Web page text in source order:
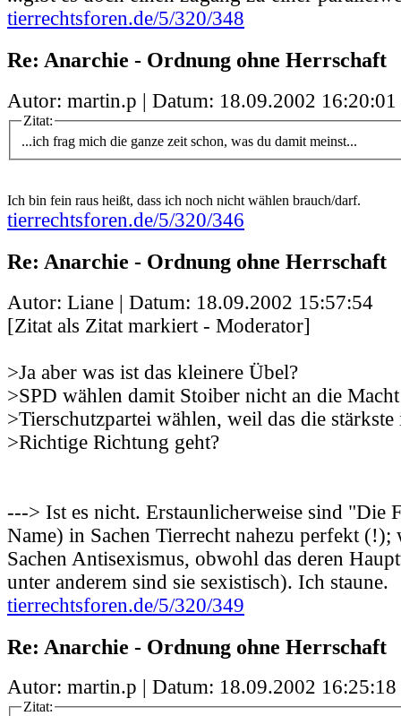
tierrechtsforen.de/5/320/348
Re: Anarchie - Ordnung ohne Herrschaft
Autor: martin.p | Datum: 18.09.2002 16:20:01
Zitat:
...ich frag mich die ganze zeit schon, was du damit meinst...
Ich bin fein raus heißt, dass ich noch nicht wählen brauch/darf.
tierrechtsforen.de/5/320/346
Re: Anarchie - Ordnung ohne Herrschaft
Autor: Liane | Datum: 18.09.2002 15:57:54
[Zitat als Zitat markiert - Moderator]
>Ja aber was ist das kleinere Übel?
>SPD wählen damit Stoiber nicht an die
>Tierschutzpartei wählen, weil das die
>Richtige Richtung geht?
---> Ist es nicht. Erstaunlicherweise sind "Die
Name) in Sachen Tierrecht nahezu perfekt (!);
Sachen Antisexismus, obwohl das deren
unter anderem sind sie sexistisch). Ich staune.
tierrechtsforen.de/5/320/349
Re: Anarchie - Ordnung ohne Herrschaft
Autor: martin.p | Datum: 18.09.2002 16:25:18
Zitat: